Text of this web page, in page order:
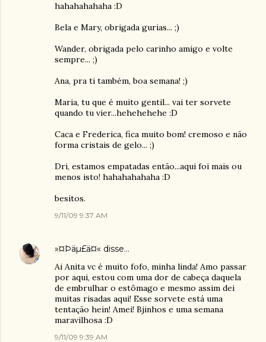
hahahahahaha :D
Bela e Mary, obrigada gurias... ;)
Wander, obrigada pelo carinho amigo e volte
sempre... ;)
Ana, pra ti também, boa semana! ;)
Maria, tu que é muito gentil... vai ter sorvete
quando tu vier...hehehehehe :D
Caca e Frederica, fica muito bom! cremoso e não
forma cristais de gelo... ;)
Dri, estamos empatadas então...aqui foi mais ou
menos isto! hahahahahaha :D
besitos.
9/11/09 9:37 AM
»¤Þäµ£ä¤« disse…
Ai Anita vc é muito fofo, minha linda! Amo passar
por aqui, estou com uma dor de cabeça daquela
de embrulhar o estômago e mesmo assim dei
muitas risadas aqui! Esse sorvete está uma
tentação hein! Amei! Bjinhos e uma semana
maravilhosa :D
9/11/09 9:39 AM